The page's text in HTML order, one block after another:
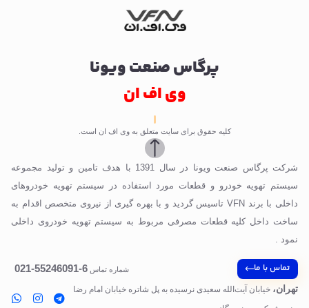
پرگاس صنعت ویونا
وی اف ان
کلیه حقوق برای سایت متعلق به وی اف ان است.
شرکت پرگاس صنعت ویونا در سال 1391 با هدف تامین و تولید مجموعه
سیستم تهویه خودرو و قطعات مورد استفاده در سیستم تهویه خودروهای
داخلی با برند VFN تاسیس گردید و با بهره گیری از نیروی متخصص اقدام به
ساخت داخل کلیه قطعات مصرفی مربوط به سیستم تهویه خودروی داخلی
نمود .
تماس با ما شماره تماس 6-55246091-021
تهران، خیابان آیت‌الله سعیدی نرسیده به پل‌ شاتره خیابان امام رضا